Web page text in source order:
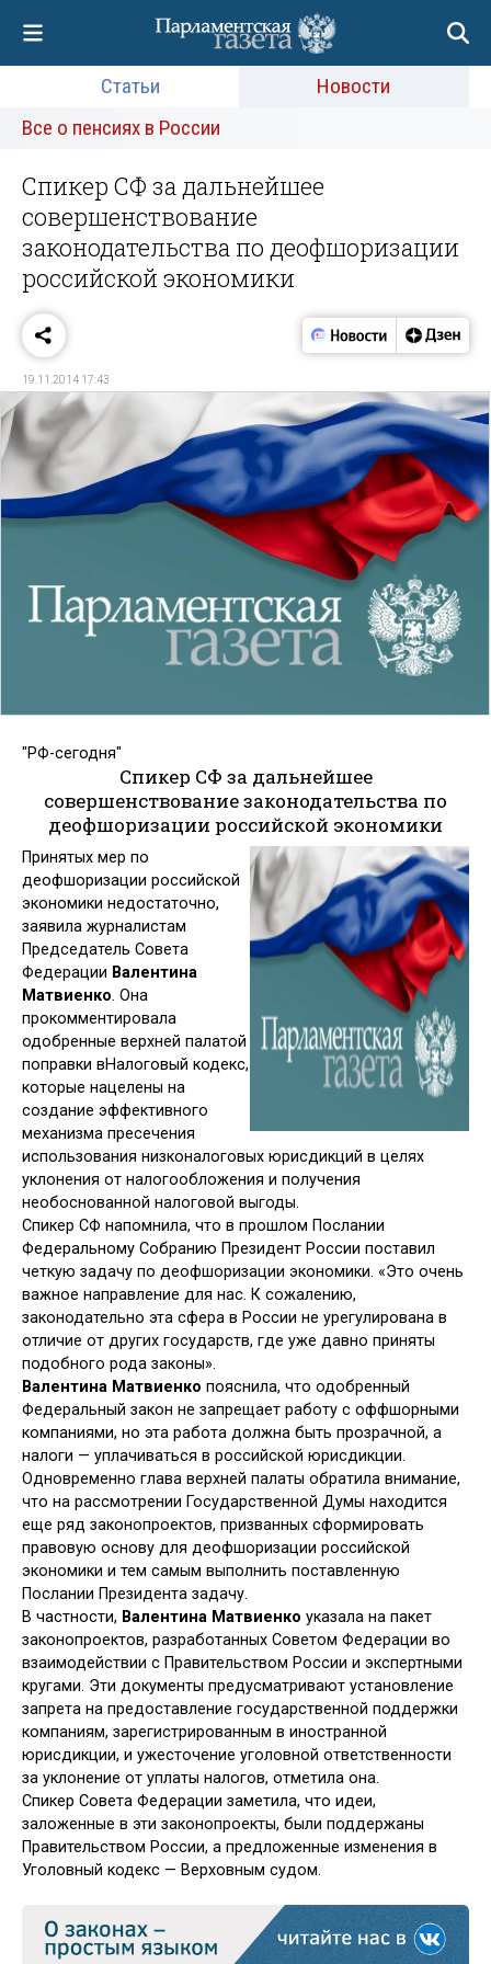
Статьи
Новости
Все о пенсиях в России
Спикер СФ за дальнейшее
совершенствование
законодательства по деофшоризации
российской экономики
19.11.2014 17:43
"РФ-сегодня"
Спикер СФ за дальнейшее
совершенствование законодательства по
деофшоризации российской экономики
Принятых мер по
деофшоризации российской
экономики недостаточно,
заявила журналистам
Председатель Совета
Федерации Валентина
Матвиенко. Она
прокомментировала
одобренные верхней палатой
поправки вНалоговый кодекс,
которые нацелены на
создание эффективного
механизма пресечения
использования низконалоговых юрисдикций в целях
уклонения от налогообложения и получения
необоснованной налоговой выгоды.
Спикер СФ напомнила, что в прошлом Послании
Федеральному Собранию Президент России поставил
четкую задачу по деофшоризации экономики. «Это очень
важное направление для нас. К сожалению,
законодательно эта сфера в России не урегулирована в
отличие от других государств, где уже давно приняты
подобного рода законы».
Валентина Матвиенко пояснила, что одобренный
Федеральный закон не запрещает работу с оффшорными
компаниями, но эта работа должна быть прозрачной, а
налоги — уплачиваться в российской юрисдикции.
Одновременно глава верхней палаты обратила внимание,
что на рассмотрении Государственной Думы находится
еще ряд законопроектов, призванных сформировать
правовую основу для деофшоризации российской
экономики и тем самым выполнить поставленную
Послании Президента задачу.
В частности, Валентина Матвиенко указала на пакет
законопроектов, разработанных Советом Федерации во
взаимодействии с Правительством России и экспертными
кругами. Эти документы предусматривают установление
запрета на предоставление государственной поддержки
компаниям, зарегистрированным в иностранной
юрисдикции, и ужесточение уголовной ответственности
за уклонение от уплаты налогов, отметила она.
Спикер Совета Федерации заметила, что идеи,
заложенные в эти законопроекты, были поддержаны
Правительством России, а предложенные изменения в
Уголовный кодекс — Верховным судом.